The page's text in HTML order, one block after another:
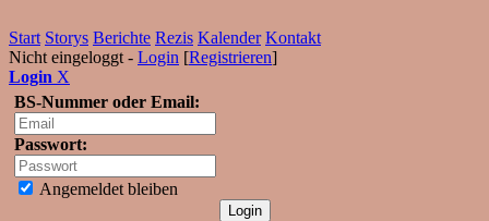
Start Storys Berichte Rezis Kalender Kontakt
Nicht eingeloggt - Login [Registrieren]
Login X
BS-Nummer oder Email:
Passwort:
Angemeldet bleiben